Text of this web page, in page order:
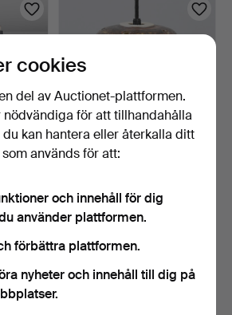
5 dagar
Värdering
cookies
del av Auctionet-plattformen.
nödvändiga för att tillhandahålla
kan hantera eller återkalla ditt
används för att:
och innehåll för dig
använder plattformen.
förbättra plattformen.
nyheter och innehåll till dig på